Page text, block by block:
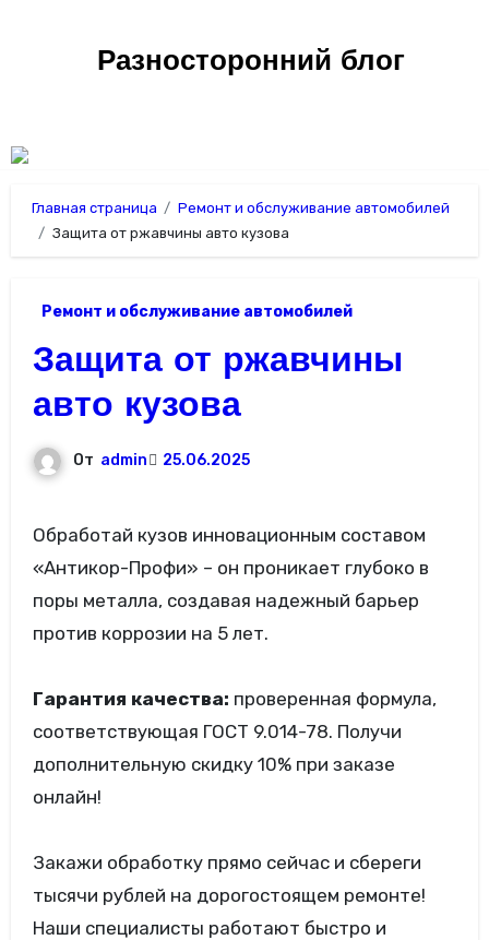
содержимомуРазносторонний блог
Главная страница
Ремонт и обслуживание автомобилей
Защита от ржавчины авто кузова
Ремонт и обслуживание автомобилей
Защита от ржавчины
авто кузова
От admin 25.06.2025
Обработай кузов инновационным составом
«Антикор-Профи» – он проникает глубоко в
поры металла, создавая надежный барьер
против коррозии на 5 лет.
Гарантия качества: проверенная формула,
соответствующая ГОСТ 9.014-78. Получи
дополнительную скидку 10% при заказе
онлайн!
Закажи обработку прямо сейчас и сбереги
тысячи рублей на дорогостоящем ремонте!
Наши специалисты работают быстро и